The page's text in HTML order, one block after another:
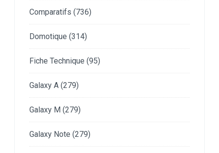
Comparatifs (736)
Domotique (314)
Fiche Technique (95)
Galaxy A (279)
Galaxy M (279)
Galaxy Note (279)